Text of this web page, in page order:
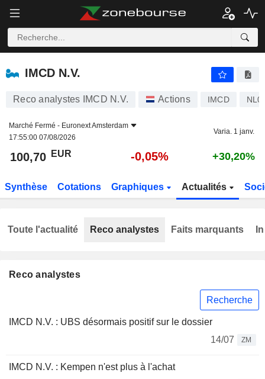
IMCD N.V.
IMCD N.V.
Reco analystes IMCD N.V. Actions IMCD
Marché Fermé - Euronext Amsterdam
17:55:00 07/08/2026
Varia. 1 janv.
100,70 EUR -0,05% +30,20%
Synthèse Cotations Graphiques Actualités
Reco analystes
Recherche
IMCD N.V. : UBS désormais positif sur le dossier
14/07
ZM
IMCD N.V. : Kempen n'est plus à l'achat
Toute l'actualité Reco analystes Faits marquants